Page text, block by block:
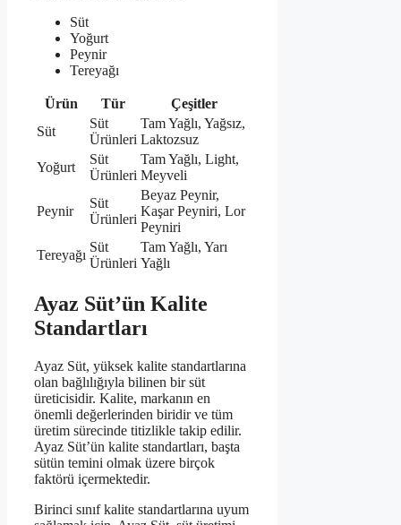
Süt
Yoğurt
Peynir
Tereyağı
Ürün Tür
Çeşitler
Süt
Süt
Ürünleri
Tam Yağlı, Yağsız,
Laktozsuz
Yoğurt
Süt
Ürünleri
Tam Yağlı, Light,
Meyveli
Peynir
Süt
Ürünleri
Beyaz Peynir,
Kaşar Peyniri, Lor
Peyniri
Tereyağı
Süt
Ürünleri
Tam Yağlı, Yarı
Yağlı
Ayaz Süt’ün Kalite
Standartları
Ayaz Süt, yüksek kalite standartlarına
olan bağlılığıyla bilinen bir süt
üreticisidir. Kalite, markanın en
önemli değerlerinden biridir ve tüm
üretim sürecinde titizlikle takip edilir.
Ayaz Süt’ün kalite standartları, başta
sütün temini olmak üzere birçok
faktörü içermektedir.
Birinci sınıf kalite standartlarına uyum